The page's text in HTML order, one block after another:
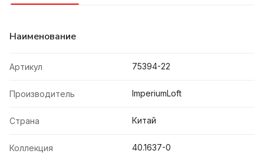
Наименование
Артикул 75394-22
Производитель ImperiumLoft
Страна Китай
Коллекция 40.1637-0